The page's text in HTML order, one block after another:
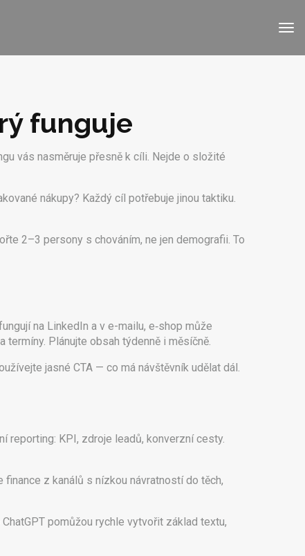
funguje
vás nasměruje přesně k cíli. Nejde o složité
nákupy? Každý cíl potřebuje jinou taktiku.
2–3 persony s chováním, ne jen demografii. To
na LinkedIn a v e-mailu, e‑shop může
termíny. Plánujte obsah týdenně i měsíčně.
jasné CTA — co má návštěvník udělat dál.
reporting: KPI, zdroje leadů, konverzní cesty.
z kanálů s nízkou návratností do těch,
pomůžou rychle vytvořit základ textu,